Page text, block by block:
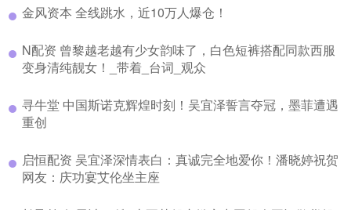
​金风资本 全线跳水，近10万人爆仓！
​N配资 曾黎越老越有少女韵味了，白色短裤搭配同款西服
变身清纯靓女！_带着_台词_观众
​寻牛堂 中国斯诺克辉煌时刻！吴宜泽誓言夺冠，墨菲遭遇
重创
​启恒配资 吴宜泽深情表白：真诚完全地爱你！潘晓婷祝贺
网友：庆功宴艾伦坐主座